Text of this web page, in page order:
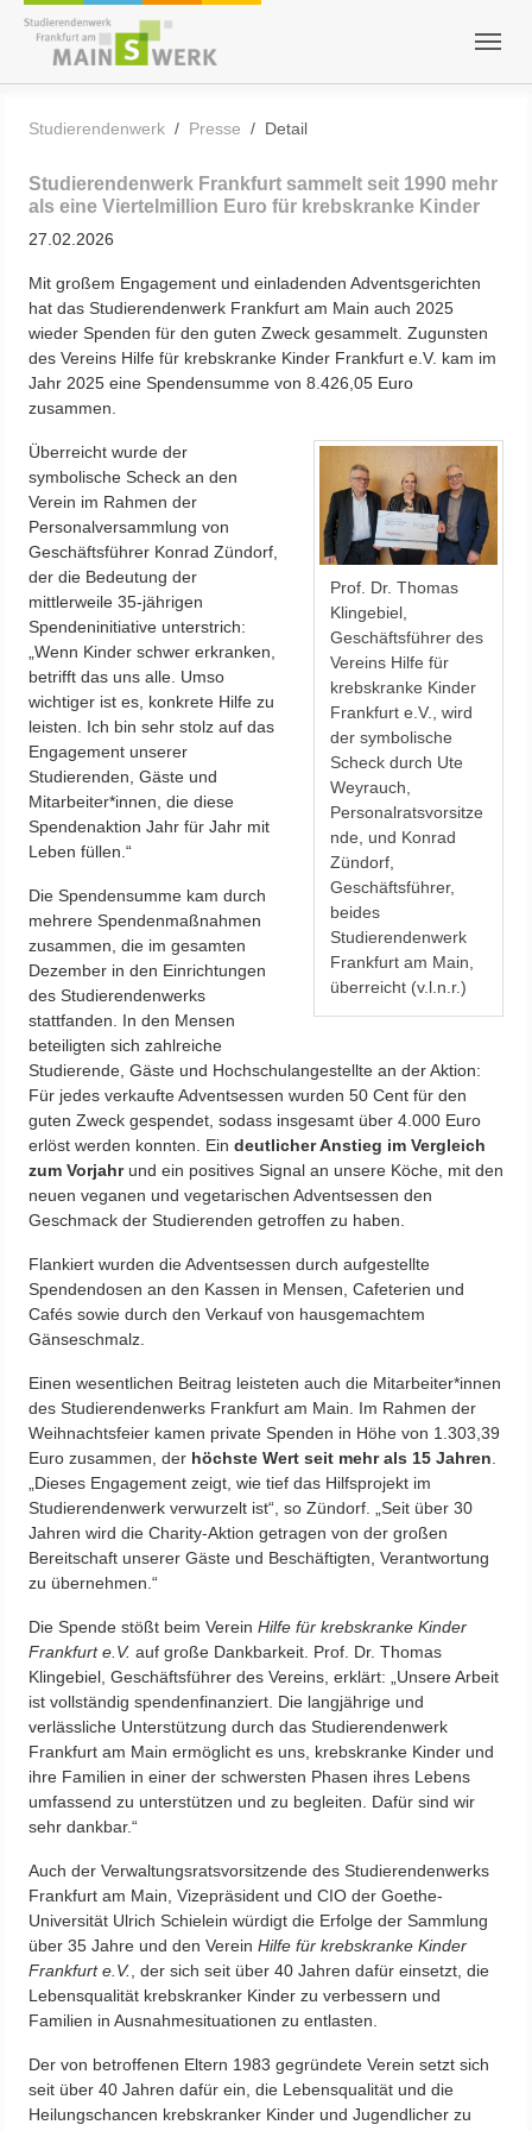
Zum Hauptinhalt springen
Skip to page footer
Studierendenwerk
Presse Detail
Studierendenwerk Frankfurt sammelt seit 1990 mehr
als eine Viertelmillion Euro für krebskranke Kinder
27.02.2026
Mit großem Engagement und einladenden Adventsgerichten
hat das Studierendenwerk Frankfurt am Main auch 2025
wieder Spenden für den guten Zweck gesammelt. Zugunsten
des Vereins Hilfe für krebskranke Kinder Frankfurt e.V. kam im
Jahr 2025 eine Spendensumme von 8.426,05 Euro
zusammen.
Prof. Dr. Thomas
Klingebiel,
Geschäftsführer des
Vereins Hilfe für
krebskranke Kinder
Frankfurt e.V., wird
der symbolische
Scheck durch Ute
Weyrauch,
Personalratsvorsitze
nde, und Konrad
Zündorf,
Geschäftsführer,
beides
Studierendenwerk
Frankfurt am Main,
überreicht (v.l.n.r.)
Überreicht wurde der
symbolische Scheck an den
Verein im Rahmen der
Personalversammlung von
Geschäftsführer Konrad Zündorf,
der die Bedeutung der
mittlerweile 35-jährigen
Spendeninitiative unterstrich:
„Wenn Kinder schwer erkranken,
betrifft das uns alle. Umso
wichtiger ist es, konkrete Hilfe zu
leisten. Ich bin sehr stolz auf das
Engagement unserer
Studierenden, Gäste und
Mitarbeiter*innen, die diese
Spendenaktion Jahr für Jahr mit
Leben füllen.“
Die Spendensumme kam durch
mehrere Spendenmaßnahmen
zusammen, die im gesamten
Dezember in den Einrichtungen
des Studierendenwerks
stattfanden. In den Mensen
beteiligten sich zahlreiche
Studierende, Gäste und Hochschulangestellte an der Aktion:
Für jedes verkaufte Adventsessen wurden 50 Cent für den
guten Zweck gespendet, sodass insgesamt über 4.000 Euro
erlöst werden konnten. Ein deutlicher Anstieg im Vergleich
zum Vorjahrund ein positives Signal an unsere Köche, mit den
neuen veganen und vegetarischen Adventsessen den
Geschmack der Studierenden getroffen zu haben.
Flankiert wurden die Adventsessen durch aufgestellte
Spendendosen an den Kassen in Mensen, Cafeterien und
Cafés sowie durch den Verkauf von hausgemachtem
Gänseschmalz.
Einen wesentlichen Beitrag leisteten auch die Mitarbeiter*innen
des Studierendenwerks Frankfurt am Main. Im Rahmen der
Weihnachtsfeier kamen private Spenden in Höhe von 1.303,39
Euro zusammen, der höchste Wert seit mehr als 15 Jahren
„Dieses Engagement zeigt, wie tief das Hilfsprojekt im
Studierendenwerk verwurzelt ist“, so Zündorf. „Seit über 30
Jahren wird die Charity-Aktion getragen von der großen
Bereitschaft unserer Gäste und Beschäftigten, Verantwortung
zu übernehmen.“
Die Spende stößt beim Verein Hilfe für krebskranke Kinder
Frankfurt e.V. auf große Dankbarkeit. Prof. Dr. Thomas
Klingebiel, Geschäftsführer des Vereins, erklärt: „Unsere Arbeit
ist vollständig spendenfinanziert. Die langjährige und
verlässliche Unterstützung durch das Studierendenwerk
Frankfurt am Main ermöglicht es uns, krebskranke Kinder und
ihre Familien in einer der schwersten Phasen ihres Lebens
umfassend zu unterstützen und zu begleiten. Dafür sind wir
sehr dankbar.“
Auch der Verwaltungsratsvorsitzende des Studierendenwerks
Frankfurt am Main, Vizepräsident und CIO der Goethe-
Universität Ulrich Schielein würdigt die Erfolge der Sammlung
über 35 Jahre und den Verein Hilfe für krebskranke Kinder
Frankfurt e.V. , der sich seit über 40 Jahren dafür einsetzt, die
Lebensqualität krebskranker Kinder zu verbessern und
Familien in Ausnahmesituationen zu entlasten.
Der von betroffenen Eltern 1983 gegründete Verein setzt sich
seit über 40 Jahren dafür ein, die Lebensqualität und die
Heilungschancen krebskranker Kinder und Jugendlicher zu